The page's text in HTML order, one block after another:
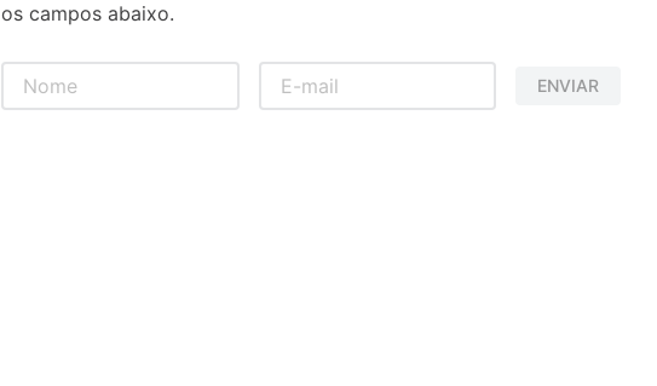
os campos abaixo.
ENVIAR